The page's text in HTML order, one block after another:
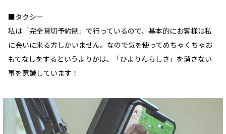
■タクシー
私は「完全貸切予約制」で行っているので、基本的にお客様は私
に会いに来る方しかいません。なので気を使ってめちゃくちゃお
もてなしをするというよりかは、「ひよりんらしさ」を消さない
事を意識しています！